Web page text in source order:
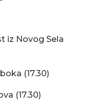
iz Novog Sela
(17.30)
(17.30)